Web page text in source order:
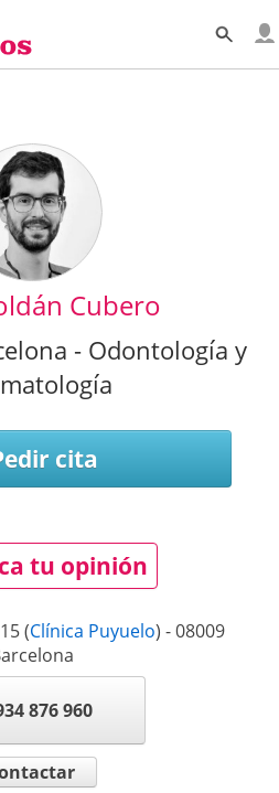
Cubero
- Odontología y
cita
tu opinión
(Clínica Puyuelo) -08009
876 960